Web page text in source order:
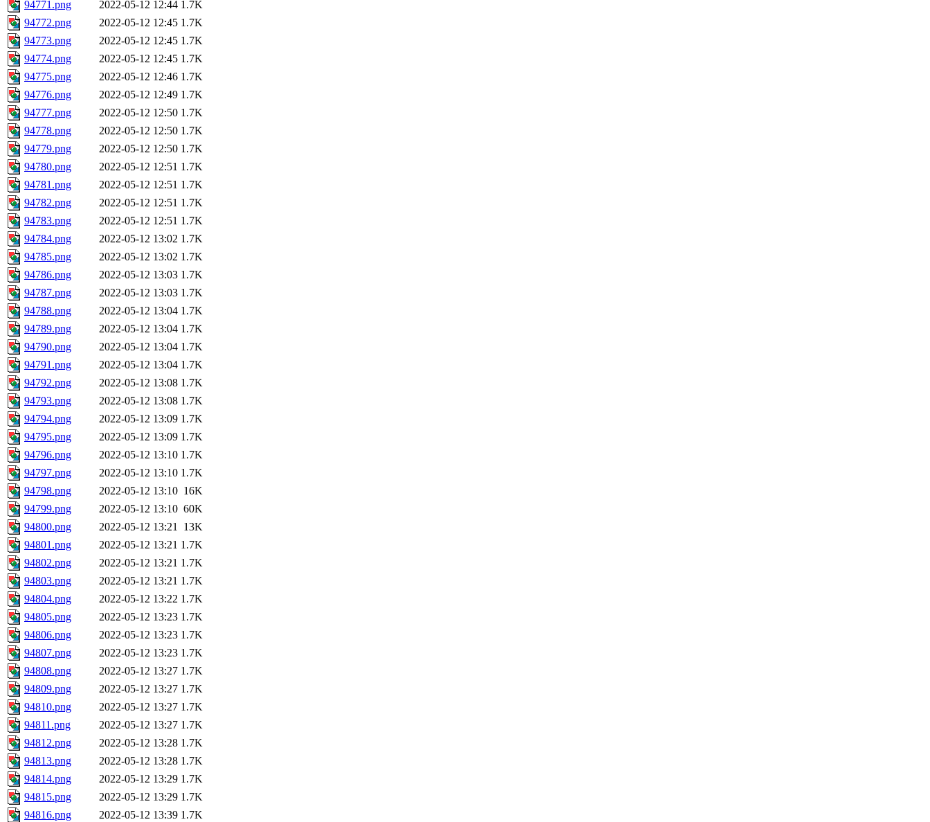
94771.png
2022-05-12 12:44 1.7K
94772.png
2022-05-12 12:45 1.7K
94773.png
2022-05-12 12:45 1.7K
94774.png
2022-05-12 12:45 1.7K
94775.png
2022-05-12 12:46 1.7K
94776.png
2022-05-12 12:49 1.7K
94777.png
2022-05-12 12:50 1.7K
94778.png
2022-05-12 12:50 1.7K
94779.png
2022-05-12 12:50 1.7K
94780.png
2022-05-12 12:51 1.7K
94781.png
2022-05-12 12:51 1.7K
94782.png
2022-05-12 12:51 1.7K
94783.png
2022-05-12 12:51 1.7K
94784.png
2022-05-12 13:02 1.7K
94785.png
2022-05-12 13:02 1.7K
94786.png
2022-05-12 13:03 1.7K
94787.png
2022-05-12 13:03 1.7K
94788.png
2022-05-12 13:04 1.7K
94789.png
2022-05-12 13:04 1.7K
94790.png
2022-05-12 13:04 1.7K
94791.png
2022-05-12 13:04 1.7K
94792.png
2022-05-12 13:08 1.7K
94793.png
2022-05-12 13:08 1.7K
94794.png
2022-05-12 13:09 1.7K
94795.png
2022-05-12 13:09 1.7K
94796.png
2022-05-12 13:10 1.7K
94797.png
2022-05-12 13:10 1.7K
94798.png
2022-05-12 13:10 16K
94799.png
2022-05-12 13:10 60K
94800.png
2022-05-12 13:21 13K
94801.png
2022-05-12 13:21 1.7K
94802.png
2022-05-12 13:21 1.7K
94803.png
2022-05-12 13:21 1.7K
94804.png
2022-05-12 13:22 1.7K
94805.png
2022-05-12 13:23 1.7K
94806.png
2022-05-12 13:23 1.7K
94807.png
2022-05-12 13:23 1.7K
94808.png
2022-05-12 13:27 1.7K
94809.png
2022-05-12 13:27 1.7K
94810.png
2022-05-12 13:27 1.7K
94811.png
2022-05-12 13:27 1.7K
94812.png
2022-05-12 13:28 1.7K
94813.png
2022-05-12 13:28 1.7K
94814.png
2022-05-12 13:29 1.7K
94815.png
2022-05-12 13:29 1.7K
94816.png
2022-05-12 13:39 1.7K